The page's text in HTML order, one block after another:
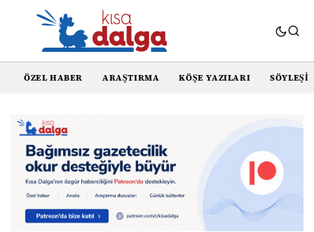
ÖZEL HABER ARAŞTIRMA KÖŞE YAZILARI SÖYLEŞI